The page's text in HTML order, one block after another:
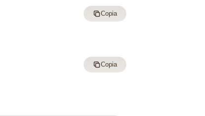
Copia
Copia